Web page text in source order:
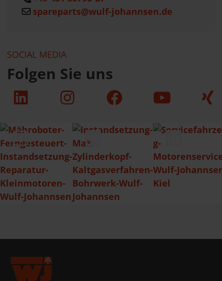
spareparts@wulf-johannsen.de
SOCIAL MEDIA
Folgen Sie uns